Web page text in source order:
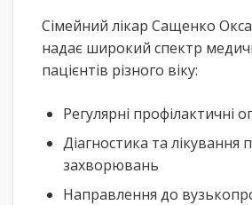
Сімейний лікар Сащенко
надає широкий спектр
пацієнтів різного віку:
Регулярні профілактичні
Діагностика та
захворювань
Направлення до